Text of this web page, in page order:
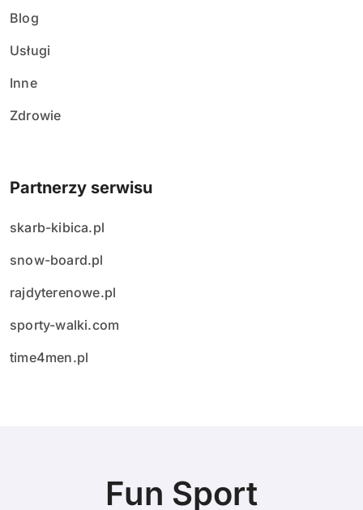
Blog
Usługi
Inne
Zdrowie
Partnerzy serwisu
skarb-kibica.pl
snow-board.pl
rajdyterenowe.pl
sporty-walki.com
time4men.pl
Fun Sport